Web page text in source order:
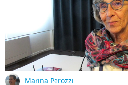
Marina Perozzi